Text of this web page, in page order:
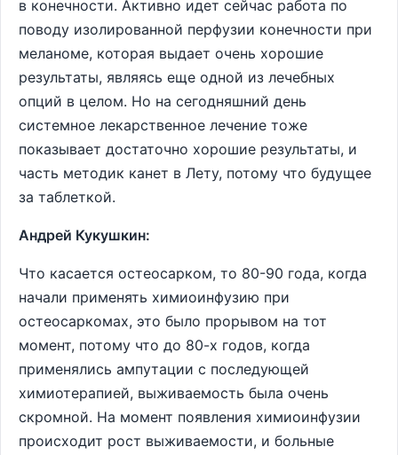
в конечности. Активно идет сейчас работа по
поводу изолированной перфузии конечности при
меланоме, которая выдает очень хорошие
результаты, являясь еще одной из лечебных
опций в целом. Но на сегодняшний день
системное лекарственное лечение тоже
показывает достаточно хорошие результаты, и
часть методик канет в Лету, потому что будущее
за таблеткой.
Андрей Кукушкин:
Что касается остеосарком, то 80-90 года, когда
начали применять химиоинфузию при
остеосаркомах, это было прорывом на тот
момент, потому что до 80-х годов, когда
применялись ампутации с последующей
химиотерапией, выживаемость была очень
скромной. На момент появления химиоинфузии
происходит рост выживаемости, и больные